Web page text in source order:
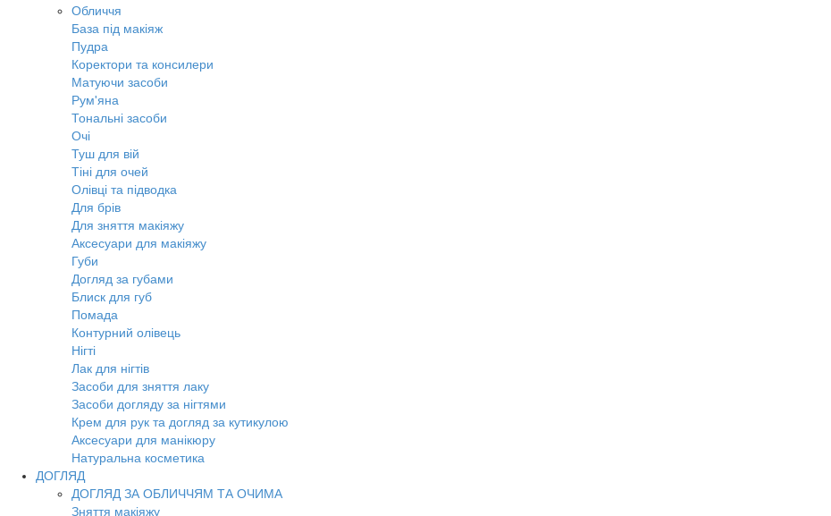
Обличчя
База під макіяж
Пудра
Коректори та консилери
Матуючи засоби
Рум'яна
Тональні засоби
Очі
Туш для вій
Тіні для очей
Олівці та підводка
Для брів
Для зняття макіяжу
Аксесуари для макіяжу
Губи
Догляд за губами
Блиск для губ
Помада
Контурний олівець
Нігті
Лак для нігтів
Засоби для зняття лаку
Засоби догляду за нігтями
Крем для рук та догляд за кутикулою
Аксесуари для манікюру
Натуральна косметика
ДОГЛЯД
ДОГЛЯД ЗА ОБЛИЧЧЯМ ТА ОЧИМА
Зняття макіяжу